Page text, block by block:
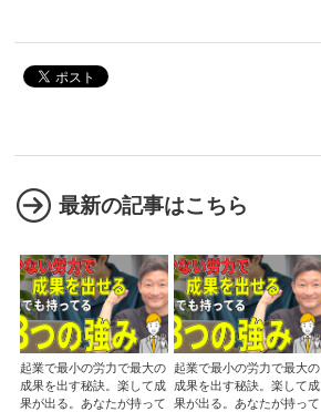
最新の記事はこちら
起業で最小の労力で最大の
成果を出す秘訣。楽して成
果が出る。あなたが持って
起業で最小の労力で最大の
成果を出す秘訣。楽して成
果が出る。あなたが持って